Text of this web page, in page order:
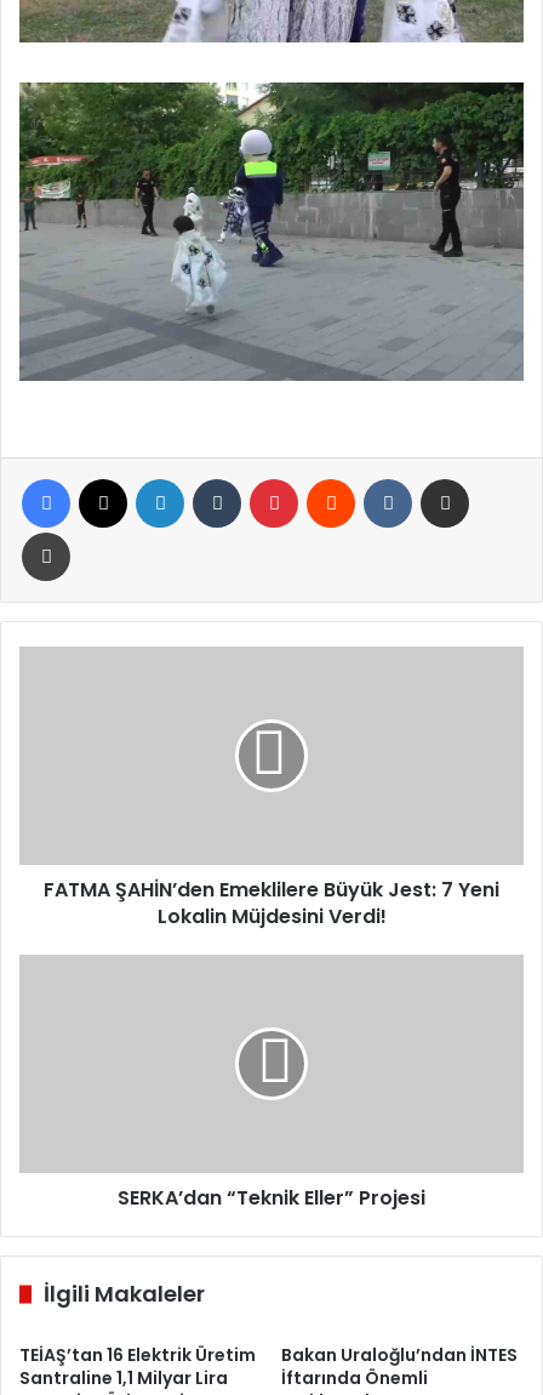
Facebook LinkedIn Tumblr Pinterest Reddit VKontakte
Yazdır
Müjdesini
Verdi!
FATMA ŞAHİN’den Emeklilere Büyük Jest: 7 Yeni
Lokalin Müjdesini Verdi!
SERKA’dan “Teknik Eller” Projesi
İlgili Makaleler
TEİAŞ’tan 16 Elektrik Üretim
Santraline 1,1 Milyar Lira
Bakan Uraloğlu’ndan İNTES
İftarında Önemli